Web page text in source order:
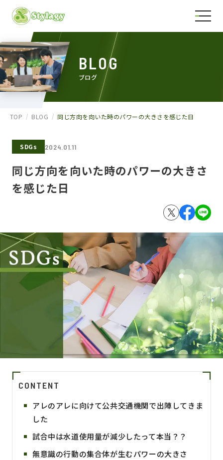
BLOG
ブログ
TOP BLOG 同じ方向を向いた時のパワーの大きさを感じた日
SDGs 2024.01.11
同じ方向を向いた時のパワーの大きさ
を感じた日
CONTENT
アレのアレに向けて公共交通機関で出陣してきま
した
試合中は水道使用量が減少したって本当？？
無意識の行動の集合体が生むパワーの大きさ